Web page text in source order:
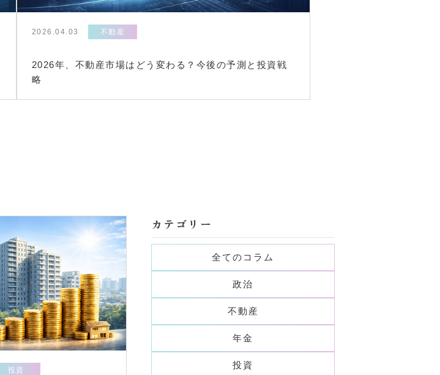
2026.04.03 不動産
2026年、不動産市場はどう変わる？今後の予測と投資戦
略
投資
カテゴリー
全てのコラム
政治
不動産
年金
投資